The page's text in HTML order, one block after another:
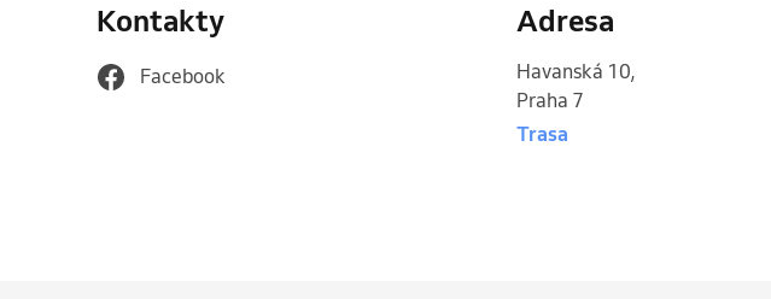
Kontakty
Facebook
Adresa
Havanská 10,
Praha 7
Trasa